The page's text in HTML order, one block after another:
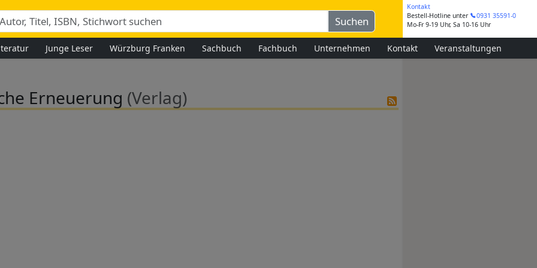
Kontakt
Bestell-Hotline unter
0931 35591-0
Mo-Fr 9-19 Uhr, Sa 10-16 Uhr
Junge Leser Würzburg Franken Sachbuch Fachbuch Unternehmen Kontakt Veranstaltungen
Erneuerung (Verlag)